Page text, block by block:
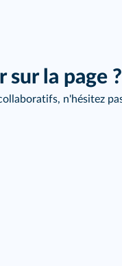
sur la page
n'hésitez